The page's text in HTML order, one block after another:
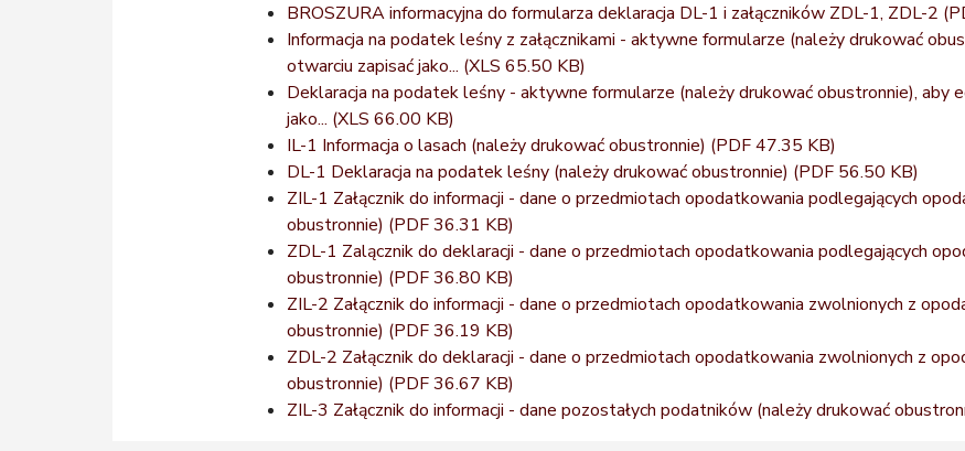
BROSZURA informacyjna do formularza deklaracja DL-1 i załączników ZDL-1, ZDL-2
Informacja na podatek leśny z załącznikami - aktywne formularze (należy drukować
otwarciu zapisać jako... (XLS 65.50 KB)
Deklaracja na podatek leśny - aktywne formularze (należy drukować obustronnie), aby
jako... (XLS 66.00 KB)
IL-1 Informacja o lasach (należy drukować obustronnie) (PDF 47.35 KB)
DL-1 Deklaracja na podatek leśny (należy drukować obustronnie) (PDF 56.50 KB)
ZIL-1 Załącznik do informacji - dane o przedmiotach opodatkowania podlegających
obustronnie) (PDF 36.31 KB)
ZDL-1 Zalącznik do deklaracji - dane o przedmiotach opodatkowania podlegających
obustronnie) (PDF 36.80 KB)
ZIL-2 Załącznik do informacji - dane o przedmiotach opodatkowania zwolnionych z
obustronnie) (PDF 36.19 KB)
ZDL-2 Załącznik do deklaracji - dane o przedmiotach opodatkowania zwolnionych z
obustronnie) (PDF 36.67 KB)
ZIL-3 Załącznik do informacji - dane pozostałych podatników (należy drukować